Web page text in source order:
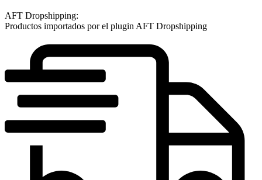
AFT Dropshipping:
Productos importados por el plugin AFT Dropshipping